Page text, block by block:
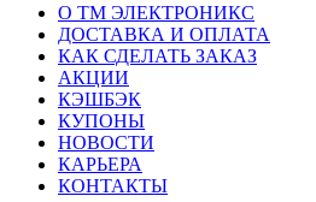
О ТМ ЭЛЕКТРОНИКС
ДОСТАВКА И ОПЛАТА
КАК СДЕЛАТЬ ЗАКАЗ
АКЦИИ
КЭШБЭК
КУПОНЫ
НОВОСТИ
КАРЬЕРА
КОНТАКТЫ